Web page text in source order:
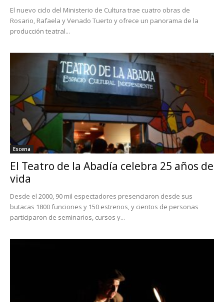
El nuevo ciclo del Ministerio de Cultura trae cuatro obras de
Rosario, Rafaela y Venado Tuerto y ofrece un panorama de la
producción teatral...
Escena
El Teatro de la Abadía celebra 25 años de
vida
Desde el 2000, 90 mil espectadores presenciaron desde sus
butacas 1800 funciones y 150 estrenos, y cientos de personas
participaron de seminarios, cursos y...